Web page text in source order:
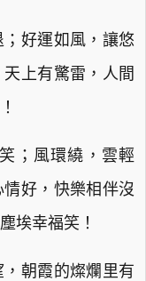
好運如風，讓悠
上有驚雷，人間
；風環繞，雲輕
好，快樂相伴沒
埃幸福笑！
朝霞的燦爛里有